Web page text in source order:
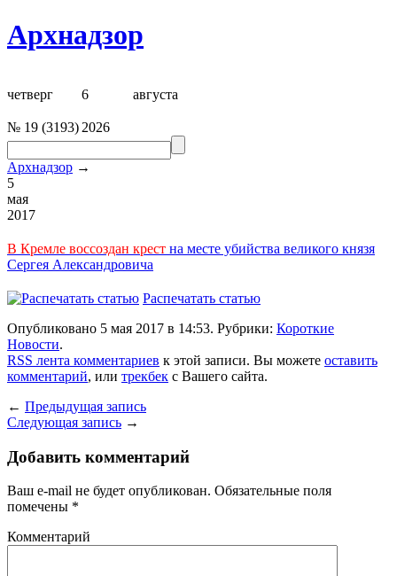
Архнадзор
четверг 6 августа
№ 19 (3193) 2026
Архнадзор →
5
мая
2017
В Кремле воссоздан крест на месте убийства великого князя
Сергея Александровича
Распечатать статью
Опубликовано 5 мая 2017 в 14:53. Рубрики: Короткие
Новости.
RSS лента комментариев к этой записи. Вы можете оставить
комментарий, или трекбек с Вашего сайта.
← Предыдущая запись
Следующая запись →
Добавить комментарий
Ваш e-mail не будет опубликован. Обязательные поля
помечены *
Комментарий